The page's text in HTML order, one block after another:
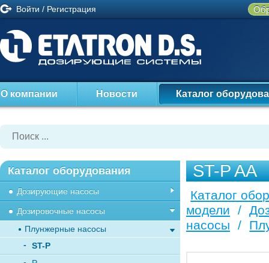
Войти / Регистрация
О компании Новости Каталог
ST-P AA
Каталог
модели
/
насосы
/
Каталог оборудования
Дозирующие насосы
Дозировочные насосы
Плунжерные насосы
ST-P